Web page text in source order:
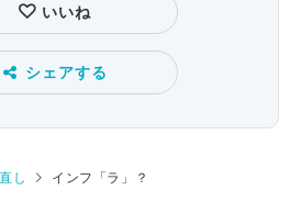
いいね
シェアする
し インフ「ラ」？